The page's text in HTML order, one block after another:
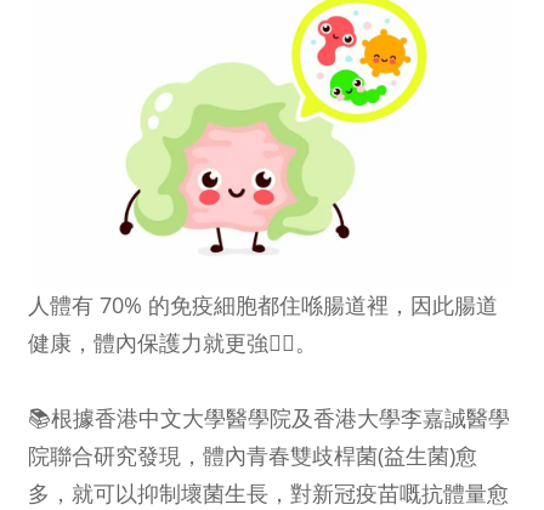
人體有 70% 的免疫細胞都住喺腸道裡，因此腸道
健康，體內保護力就更強👍🏻。
📚根據香港中文大學醫學院及香港大學李嘉誠醫學
院聯合研究發現，體內青春雙歧桿菌(益生菌)愈
多，就可以抑制壞菌生長，對新冠疫苗嘅抗體量愈